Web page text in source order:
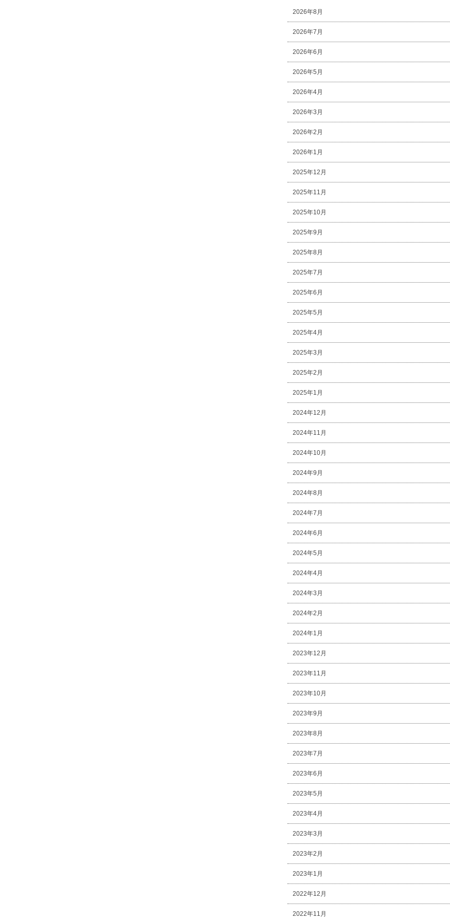
2026年8月
2026年7月
2026年6月
2026年5月
2026年4月
2026年3月
2026年2月
2026年1月
2025年12月
2025年11月
2025年10月
2025年9月
2025年8月
2025年7月
2025年6月
2025年5月
2025年4月
2025年3月
2025年2月
2025年1月
2024年12月
2024年11月
2024年10月
2024年9月
2024年8月
2024年7月
2024年6月
2024年5月
2024年4月
2024年3月
2024年2月
2024年1月
2023年12月
2023年11月
2023年10月
2023年9月
2023年8月
2023年7月
2023年6月
2023年5月
2023年4月
2023年3月
2023年2月
2023年1月
2022年12月
2022年11月